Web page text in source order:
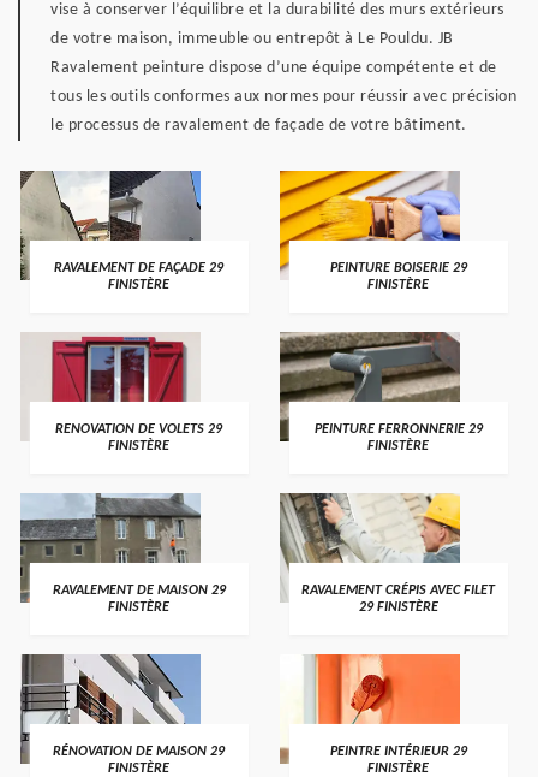
vise à conserver l’équilibre et la durabilité des murs extérieurs
de votre maison, immeuble ou entrepôt à Le Pouldu. JB
Ravalement peinture dispose d’une équipe compétente et de
tous les outils conformes aux normes pour réussir avec précision
le processus de ravalement de façade de votre bâtiment.
RAVALEMENT DE FAÇADE 29
FINISTÈRE
PEINTURE BOISERIE 29
FINISTÈRE
RENOVATION DE VOLETS 29
FINISTÈRE
PEINTURE FERRONNERIE 29
FINISTÈRE
RAVALEMENT DE MAISON 29
FINISTÈRE
RAVALEMENT CRÉPIS AVEC FILET
29 FINISTÈRE
RÉNOVATION DE MAISON 29
FINISTÈRE
PEINTRE INTÉRIEUR 29
FINISTÈRE